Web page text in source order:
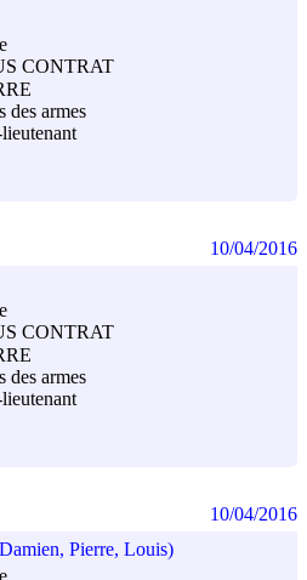
CONTRAT
des armes
CONTRAT
des armes
10/04/2016
Pierre, Louis)
10/04/2016